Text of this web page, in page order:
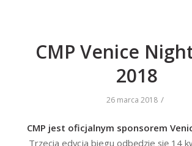
CMP Venice
2018
26 marca 2018 /
CMP jest oficjalnym sponsorem
Trzecia edycja biegu odbędzie się 14